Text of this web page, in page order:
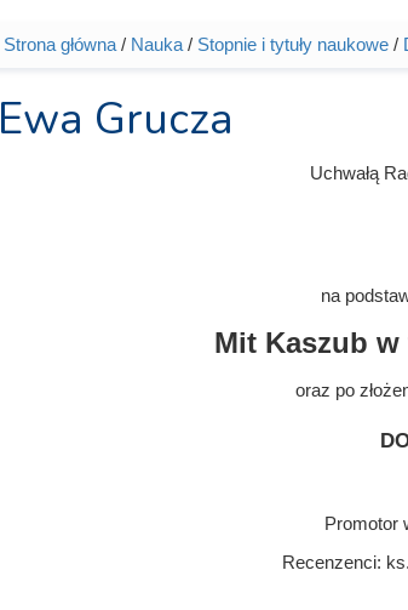
Jesteś tutaj
Strona główna/ Nauka/ Stopnie i tytuły naukowe/
Ewa Grucza
Uchwałą
na
Mit Kaszub
oraz po
Promotor
Recenzenci: